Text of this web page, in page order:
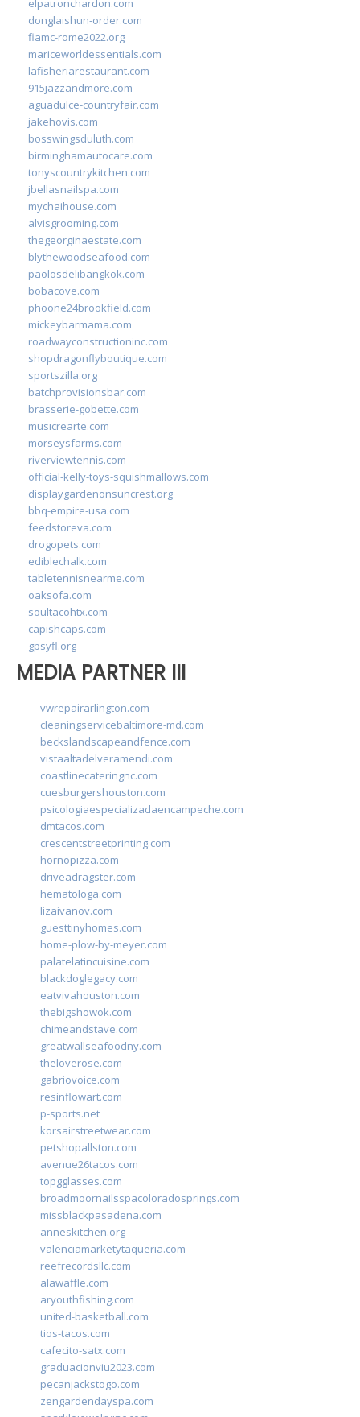
donglaishun-order.com
fiamc-rome2022.org
mariceworldessentials.com
lafisheriarestaurant.com
915jazzandmore.com
aguadulce-countryfair.com
jakehovis.com
bosswingsduluth.com
birminghamautocare.com
tonyscountrykitchen.com
jbellasnailspa.com
mychaihouse.com
alvisgrooming.com
thegeorginaestate.com
blythewoodseafood.com
paolosdelibangkok.com
bobacove.com
phoone24brookfield.com
mickeybarmama.com
roadwayconstructioninc.com
shopdragonflyboutique.com
sportszilla.org
batchprovisionsbar.com
brasserie-gobette.com
musicrearte.com
morseysfarms.com
riverviewtennis.com
official-kelly-toys-squishmallows.com
displaygardenonsuncrest.org
bbq-empire-usa.com
feedstoreva.com
drogopets.com
ediblechalk.com
tabletennisnearme.com
oaksofa.com
soultacohtx.com
capishcaps.com
gpsyfl.org
MEDIA PARTNER III
vwrepairarlington.com
cleaningservicebaltimore-md.com
beckslandscapeandfence.com
vistaaltadelveramendi.com
coastlinecateringnc.com
cuesburgershouston.com
psicologiaespecializadaencampeche.com
dmtacos.com
crescentstreetprinting.com
hornopizza.com
driveadragster.com
hematologa.com
lizaivanov.com
guesttinyhomes.com
home-plow-by-meyer.com
palatelatincuisine.com
blackdoglegacy.com
eatvivahouston.com
thebigshowok.com
chimeandstave.com
greatwallseafoodny.com
theloverose.com
gabriovoice.com
resinflowart.com
p-sports.net
korsairstreetwear.com
petshopallston.com
avenue26tacos.com
topgglasses.com
broadmoornailsspacoloradosprings.com
missblackpasadena.com
anneskitchen.org
valenciamarketytaqueria.com
reefrecordsllc.com
alawaffle.com
aryouthfishing.com
united-basketball.com
tios-tacos.com
cafecito-satx.com
graduacionviu2023.com
pecanjackstogo.com
zengardendayspa.com